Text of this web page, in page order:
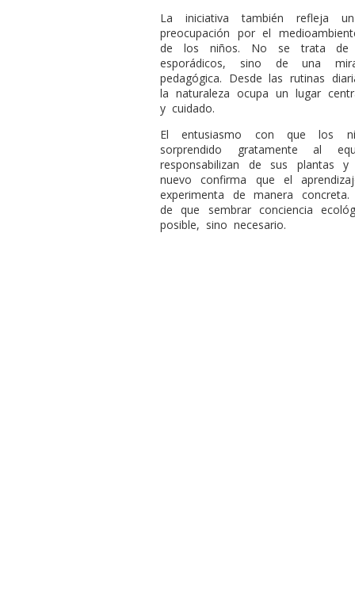
La iniciativa también refleja
preocupación por el
de los niños. No se trata de
esporádicos, sino de una
pedagógica. Desde las rutinas
la naturaleza ocupa un lugar
y cuidado.
El entusiasmo con que los
sorprendido gratamente al
responsabilizan de sus plantas
nuevo confirma que el
experimenta de manera
de que sembrar conciencia
posible, sino necesario.